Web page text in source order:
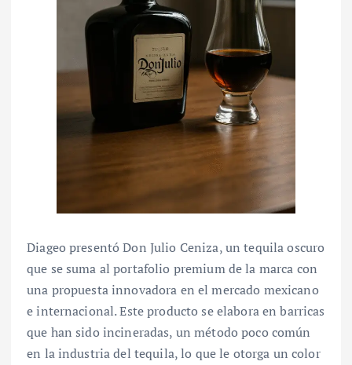
Diageo presentó Don Julio Ceniza, un tequila oscuro
que se suma al portafolio premium de la marca con
una propuesta innovadora en el mercado mexicano
e internacional. Este producto se elabora en barricas
que han sido incineradas, un método poco común
en la industria del tequila, lo que le otorga un color